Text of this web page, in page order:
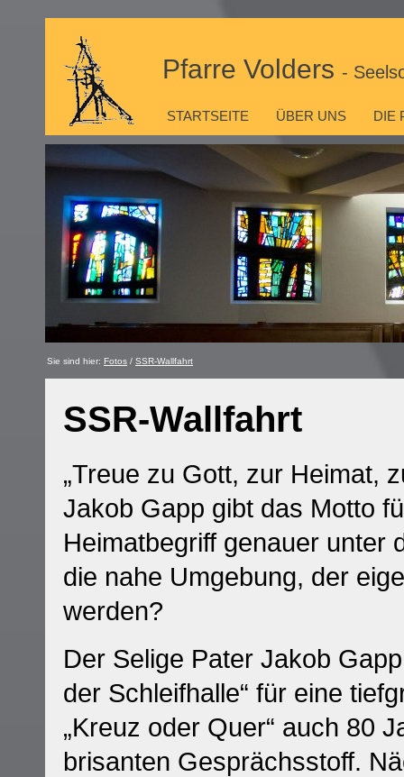
Pfarre Volders -
STARTSEITE ÜBER UNS DIE
SSR-Wallfahrt
„Treue zu Gott, zur Heimat,
Jakob Gapp gibt das Motto
Heimatbegriff genauer unter
die nahe Umgebung, der
werden?
Der Selige Pater Jakob
der Schleifhalle“ für eine
„Kreuz oder Quer“ auch 80
brisanten Gesprächsstoff.
Sie sind hier: Fotos / SSR-Wallfahrt